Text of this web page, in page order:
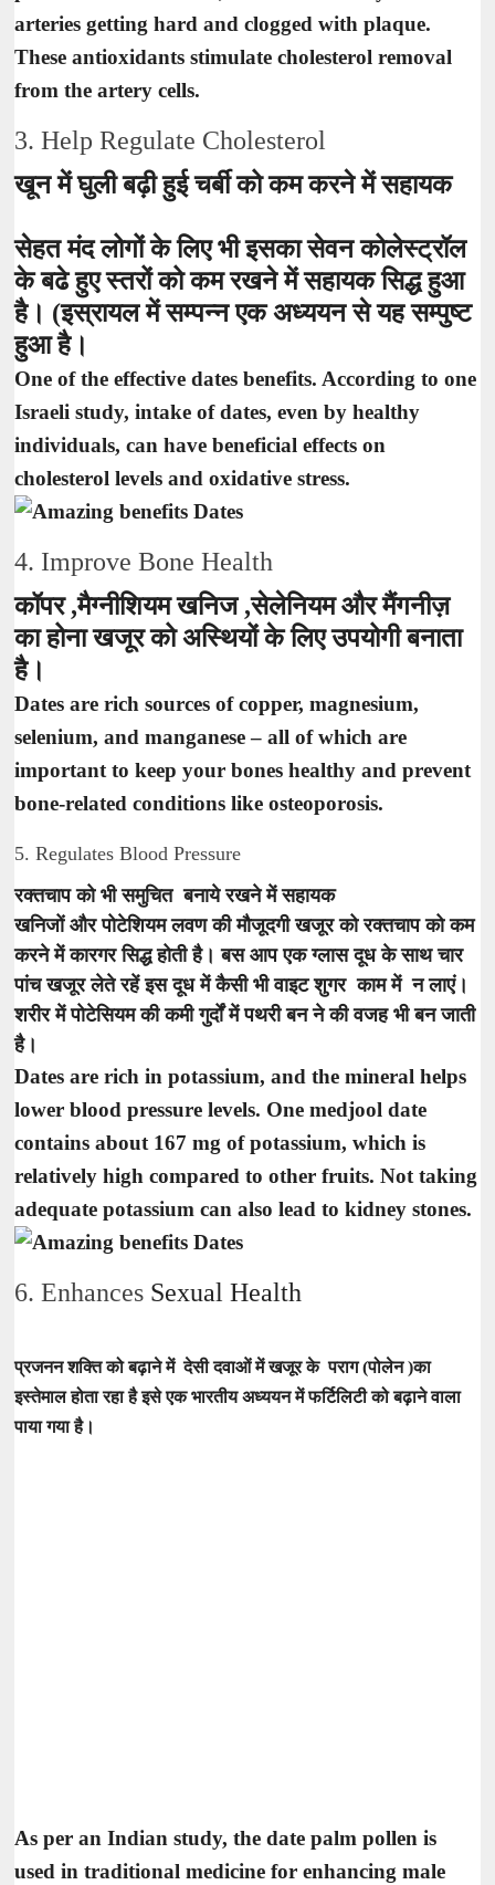
arteries getting hard and clogged with plaque.
These antioxidants stimulate cholesterol removal
from the artery cells.
3. Help Regulate Cholesterol
खून में घुली बढ़ी हुई चर्बी को कम करने में सहायक
सेहत मंद लोगों के लिए भी इसका सेवन कोलेस्ट्रॉल
के बढे हुए स्तरों को कम रखने में सहायक सिद्ध हुआ
है। (इस्रायल में सम्पन्न एक अध्ययन से यह सम्पुष्ट
हुआ है।
One of the effective dates benefits. According to one
Israeli study, intake of dates, even by healthy
individuals, can have beneficial effects on
cholesterol levels and oxidative stress.
4. Improve Bone Health
कॉपर ,मैग्नीशियम खनिज ,सेलेनियम और मैंगनीज़
का होना खजूर को अस्थियों के लिए उपयोगी बनाता
है।
Dates are rich sources of copper, magnesium,
selenium, and manganese – all of which are
important to keep your bones healthy and prevent
bone-related conditions like osteoporosis.
5. Regulates Blood Pressure
रक्तचाप को भी समुचित बनाये रखने में सहायक
खनिजों और पोटेशियम लवण की मौजूदगी खजूर को रक्तचाप को कम
करने में कारगर सिद्ध होती है। बस आप एक ग्लास दूध के साथ चार
पांच खजूर लेते रहें इस दूध में कैसी भी वाइट शुगर काम में न लाएं।
शरीर में पोटेसियम की कमी गुर्दों में पथरी बन ने की वजह भी बन जाती
है।
Dates are rich in potassium, and the mineral helps
lower blood pressure levels. One medjool date
contains about 167 mg of potassium, which is
relatively high compared to other fruits. Not taking
adequate potassium can also lead to kidney stones.
6. Enhances Sexual Health
प्रजनन शक्ति को बढ़ाने में देसी दवाओं में खजूर के पराग (पोलेन )का
इस्तेमाल होता रहा है इसे एक भारतीय अध्ययन में फर्टिलिटी को बढ़ाने वाला
पाया गया है।
As per an Indian study, the date palm pollen is
used in traditional medicine for enhancing male